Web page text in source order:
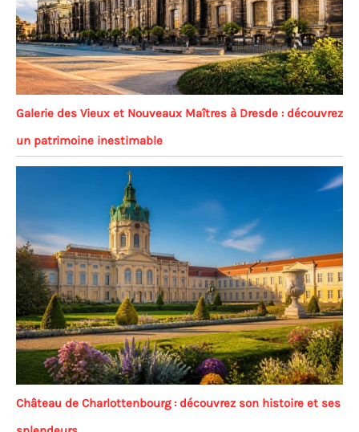
Galerie des Vieux et Nouveaux Maîtres à Dresde : découvrez
un patrimoine inestimable
Château de Charlottenbourg : découvrez son histoire et ses